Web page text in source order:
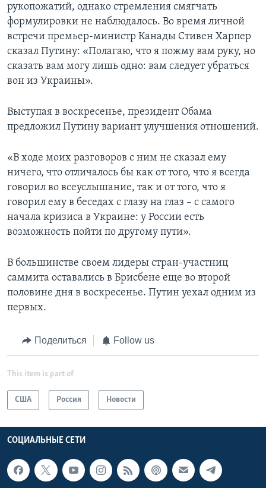
рукопожатий, однако стремления смягчать
формулировки не наблюдалось. Во время личной
встречи премьер-министр Канады Стивен Харпер
сказал Путину: «Полагаю, что я пожму вам руку, но
сказать вам могу лишь одно: вам следует убраться
вон из Украины».
Выступая в воскресенье, президент Обама
предложил Путину вариант улучшения отношений.
«В ходе моих разговоров с ним не сказал ему
ничего, что отличалось бы как от того, что я всегда
говорил во всеуслышание, так и от того, что я
говорил ему в беседах с глазу на глаз – с самого
начала кризиса в Украине: у России есть
возможность пойти по другому пути».
В большинстве своем лидеры стран-участниц
саммита оставались в Брисбене еще во второй
половине дня в воскресенье. Путин уехал одним из
первых.
Поделиться Follow us
This item is part of
США Россия Новости
СОЦИАЛЬНЫЕ СЕТИ